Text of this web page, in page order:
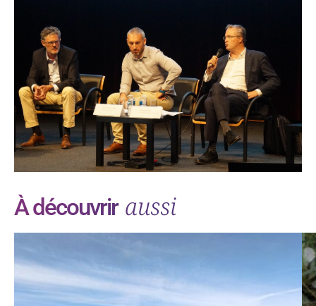
À découvrir aussi